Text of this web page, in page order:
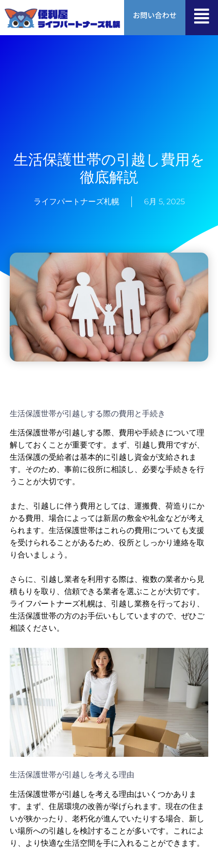
容
ス
お問い合わせ
生活保護世帯の引越し費用を
徹底解説
ライフパートナーズ札幌 6月 5, 2025
生活保護世帯が引越しする際の費用と手続き
生活保護世帯が引越しする際、費用や手続きについて理
解しておくことが重要です。まず、引越し費用ですが、
生活保護の受給者は基本的に引越し資金が支給されま
す。そのため、事前に役所に相談し、必要な手続きを行
うことが大切です。
また、引越しに伴う費用としては、運搬費、荷造りにか
かる費用、場合によっては新居の敷金や礼金などが考え
られます。生活保護世帯はこれらの費用についても支援
を受けられることがあるため、役所としっかり連絡を取
り合いましょう。
さらに、引越し業者を利用する際は、複数の業者から見
積もりを取り、信頼できる業者を選ぶことが大切です。
ライフパートナーズ札幌は、引越し業務を行っており、
生活保護世帯の方のお手伝いもしていますので、ぜひご
相談ください。
生活保護世帯が引越しを考える理由
生活保護世帯が引越しを考える理由はいくつかありま
す。まず、住居環境の改善が挙げられます。現在の住ま
いが狭かったり、老朽化が進んでいたりする場合、新し
い場所への引越しを検討することが多いです。これによ
り、より快適な生活空間を手に入れることができます。